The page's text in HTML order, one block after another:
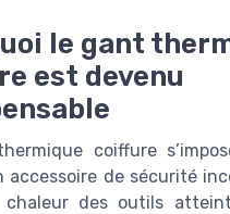
le gant
est devenu
coiffure
accessoire de sécurité
chaleur des outils